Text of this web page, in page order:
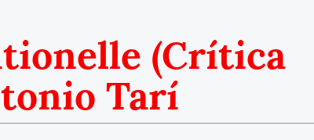
(Crítica
Tarí